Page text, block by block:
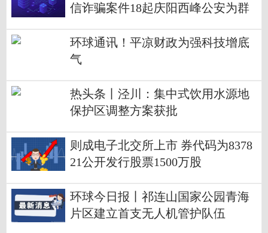
信诈骗案件18起庆阳西峰公安为群
环球通讯！平凉财政为强科技增底
气
热头条丨泾川：集中式饮用水源地
保护区调整方案获批
则成电子北交所上市 券代码为8378
21公开发行股票1500万股
环球今日报丨祁连山国家公园青海
片区建立首支无人机管护队伍